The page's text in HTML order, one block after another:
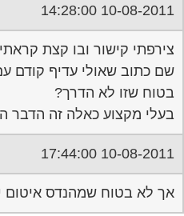
10-08-2011 14:28:00
צירפתי קישור ובו קצת
שם כתוב שאולי עדיף קודם
בטוח שזו לא הדרך?
בעלי מקצוע כאלה זה הדבר
10-08-2011 17:44:00
אך לא בטוח שמהנדס איטום